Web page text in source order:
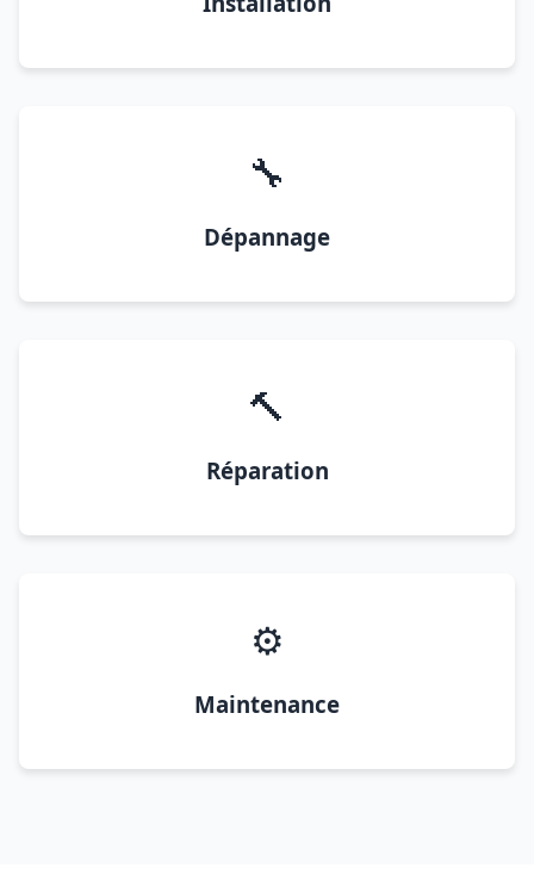
🔧
Dépannage
🔨
Réparation
⚙️
Maintenance